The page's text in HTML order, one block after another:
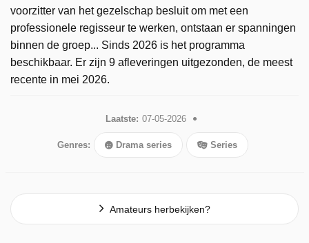
voorzitter van het gezelschap besluit om met een
professionele regisseur te werken, ontstaan er spanningen
binnen de groep... Sinds 2026 is het programma
beschikbaar. Er zijn 9 afleveringen uitgezonden, de meest
recente in mei 2026.
Laatste: 07-05-2026
Genres: Drama series Series
Amateurs herbekijken?